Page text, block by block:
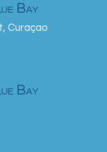
Bay
Curaçao
Bay